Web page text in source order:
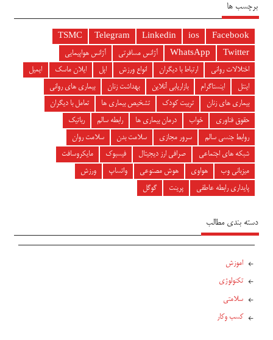
برچسب ها
Facebook
ios
Linkedin
Telegram
TSMC
Twitter
WhatsApp آژانس مسافرتی
آژانس هواپیمایی
اختلالات روانی
ارتباط با دیگران انواع ورزش اپل ایلان ماسک
ایمیل
اینتل
اینستاگرام بازاریابی آنلاین بهداشت زنان
بیماری های روانی
بیماری های زنان
تربیت کودک تشخیص بیماری ها
تعامل با دیگران
حقوق فناوری
خواب درمان بیماری ها رابطه سالم
رباتیک
روابط جنسی سالم
سرور مجازی سلامت بدن
سلامت روان
شبکه های اجتماعی
صرافی ارز دیجیتال فیسبوک
مایکروسافت
میزبانی وب
هواوی هوش مصنوعی واتساپ
ورزش
پایداری رابطه عاطفی
پرینت گوگل
دسته بندی مطالب
اموزش
تکنولوژی
سلامتی
کسب وکار